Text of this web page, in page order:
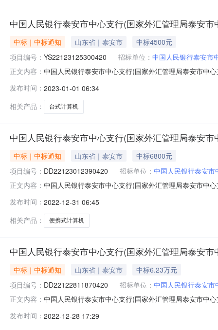
中国人民银行泰安市中心支行(国家外汇管理局泰安
中标｜中标通知 山东省｜泰安市
中标4500元
项目编号： YS22123125300420 招标单位： 中国人民银行泰安市
正文内容： 中国人民银行泰安市中心支行(国家外汇管理局泰安市中
DD22123110150420_EtUfsh.pdf中国人民银行泰安市中
发布时间： 2023-01-01 06:34
相关产品：
台式计算机
中国人民银行泰安市中心支行(国家外汇管理局泰安
中标｜中标通知 山东省｜泰安市
中标6800元
项目编号： DD22123012390420 招标单位： 中国人民银行泰安
正文内容： 中国人民银行泰安市中心支行(国家外汇管理局泰安市中
DD22123012390420_ZekCRg.pdf中国人民银行泰安市
发布时间： 2022-12-31 06:45
相关产品：
便携式计算机
中国人民银行泰安市中心支行(国家外汇管理局泰安
中标｜中标通知 山东省｜泰安市
中标6.23万元
项目编号： DD22122811870420 招标单位： 中国人民银行泰安
正文内容： 中国人民银行泰安市中心支行(国家外汇管理局泰安市中
DD22122811870420_ZGFFrn.pdf中国人民银行泰安市
发布时间： 2022-12-28 17:29